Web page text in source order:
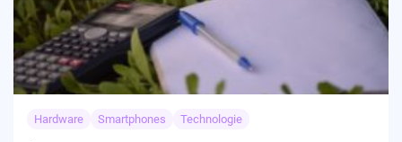
Hardware Smartphones Technologie